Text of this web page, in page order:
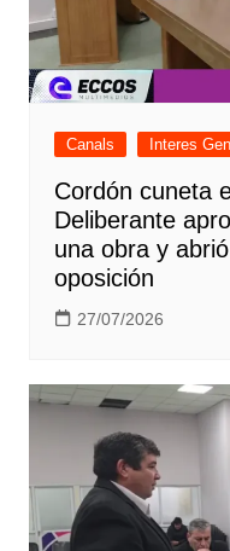
Canals Interes
Cordón cuneta
Deliberante
una obra y
oposición
27/07/2026